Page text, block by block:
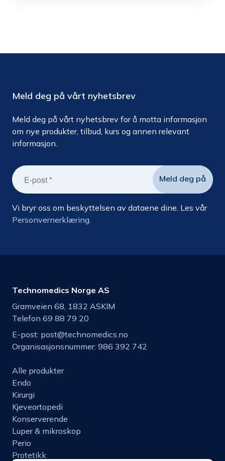
Meld deg på vårt nyhetsbrev
Meld deg på vårt nyhetsbrev for å motta informasjon
om nye produkter, tilbud, kurs og annen relevant
informasjon.
Vi bryr oss om beskyttelsen av dataene dine. Les vår
Personvernerklæring.
Technomedics Norge AS
Gramveien 68, 1832 ASKIM
Telefon 69 88 79 20
E-post: post@technomedics.no
Organisasjonsnummer: 986 392 742
Alle produkter
Endo
Kirurgi
Kjeveortopedi
Konserverende
Luper & mikroskop
Perio
Protetikk